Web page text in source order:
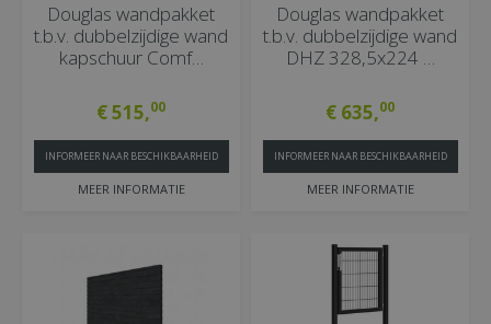
Douglas wandpakket
t.b.v. dubbelzijdige wand
kapschuur Comf…
€515,00
MEER INFORMATIE
INFORMEER NAAR BESCHIKBAARHEID
Douglas wandpakket
t.b.v. dubbelzijdige wand
DHZ 328,5x224 …
€ 635,00
MEER INFORMATIE
INFORMEER NAAR BESCHIKBAARHEID